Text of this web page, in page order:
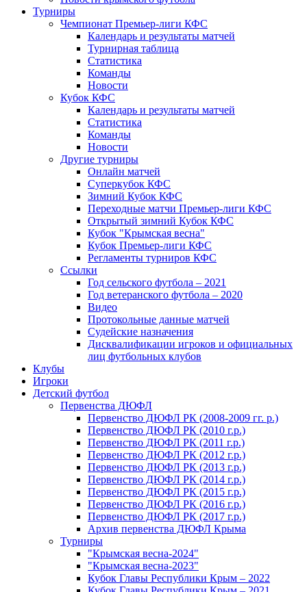
Турниры
Чемпионат Премьер-лиги КФС
Календарь и результаты матчей
Турнирная таблица
Статистика
Команды
Новости
Кубок КФС
Календарь и результаты матчей
Статистика
Команды
Новости
Другие турниры
Онлайн матчей
Суперкубок КФС
Зимний Кубок КФС
Переходные матчи Премьер-лиги КФС
Открытый зимний Кубок КФС
Кубок "Крымская весна"
Кубок Премьер-лиги КФС
Регламенты турниров КФС
Ссылки
Год сельского футбола – 2021
Год ветеранского футбола – 2020
Видео
Протокольные данные матчей
Судейские назначения
Дисквалификации игроков и официальных
лиц футбольных клубов
Клубы
Игроки
Детский футбол
Первенства ДЮФЛ
Первенство ДЮФЛ РК (2008-2009 гг. р.)
Первенство ДЮФЛ РК (2010 г.р.)
Первенство ДЮФЛ РК (2011 г.р.)
Первенство ДЮФЛ РК (2012 г.р.)
Первенство ДЮФЛ РК (2013 г.р.)
Первенство ДЮФЛ РК (2014 г.р.)
Первенство ДЮФЛ РК (2015 г.р.)
Первенство ДЮФЛ РК (2016 г.р.)
Первенство ДЮФЛ РК (2017 г.р.)
Архив первенства ДЮФЛ Крыма
Турниры
"Крымская весна-2024"
"Крымская весна-2023"
Кубок Главы Республики Крым – 2022